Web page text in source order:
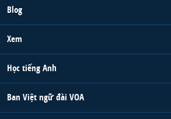
Blog
Xem
Học tiếng Anh
Ban Việt ngữ đài VOA